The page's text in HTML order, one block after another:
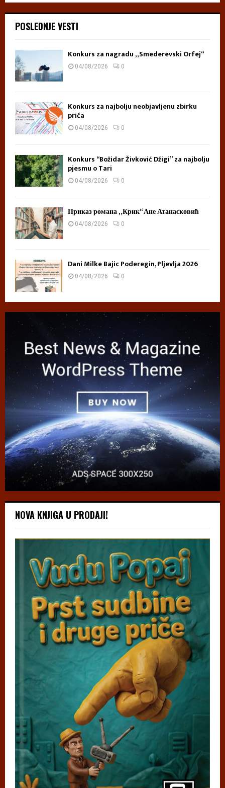
POSLEDNJE VESTI
Konkurs za nagradu „Smederevski Orfej“
04/08/2026 0
Konkurs za najbolju neobjavljenu zbirku
priča
04/08/2026 0
Konkurs “Božidar Živković Džigi” za najbolju
pjesmu o Tari
04/08/2026 0
Приказ романа „Крик“ Ане Атанасковић
04/08/2026 0
Dani Milke Bajic Poderegin, Pljevlja 2026
04/08/2026 0
NOVA KNJIGA U PRODAJI!